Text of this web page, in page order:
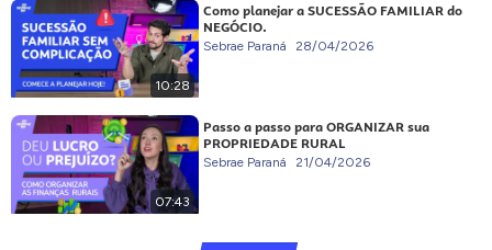
10:28
Como planejar a SUCESSÃO FAMILIAR do
NEGÓCIO.
Sebrae Paraná 28/04/2026
07:43
Passo a passo para ORGANIZAR sua
PROPRIEDADE RURAL
Sebrae Paraná 21/04/2026